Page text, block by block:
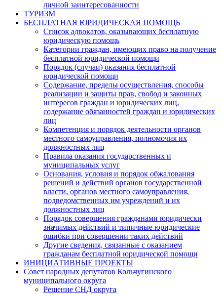
личной заинтересованности
ТУРИЗМ
БЕСПЛАТНАЯ ЮРИДИЧЕСКАЯ ПОМОЩЬ
Список адвокатов, оказывающих бесплатную
юридическую помощь
Категории граждан, имеющих право на получение
бесплатной юридической помощи
Порядок (случаи) оказания бесплатной
юридической помощи
Содержание, пределы осуществления, способы
реализации и защиты прав, свобод и законных
интересов граждан и юридических лиц,
содержание обязанностей граждан и юридических
лиц
Компетенция и порядок деятельности органов
местного самоуправления, полномочия их
должностных лиц
Правила оказания государственных и
муниципальных услуг
Основания, условия и порядок обжалования
решений и действий органов государственной
власти, органов местного самоуправления,
подведомственных им учреждений и их
должностных лиц
Порядок совершения гражданами юридически
значимых действий и типичные юридические
ошибки при совершении таких действий
Другие сведения, связанные с оказанием
гражданам бесплатной юридической помощи
ИНИЦИАТИВНЫЕ ПРОЕКТЫ
Совет народных депутатов Кольчугинского
муниципального округа
Решение СНД округа